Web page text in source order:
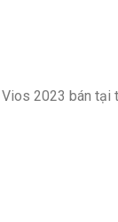
2023 bán tại